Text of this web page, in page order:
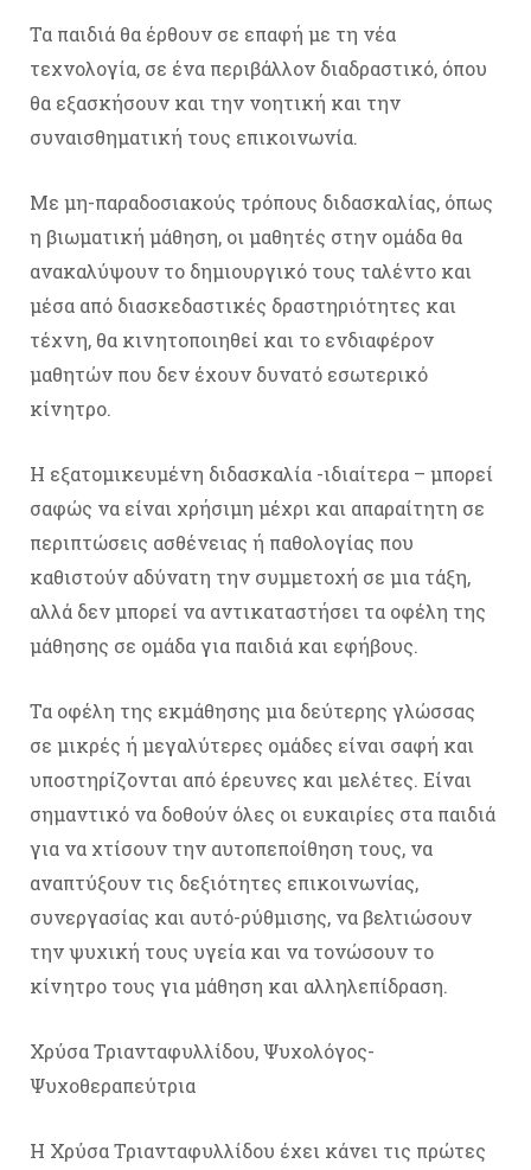
Τα παιδιά θα έρθουν σε επαφή με τη νέα
τεχνολογία, σε ένα περιβάλλον διαδραστικό, όπου
θα εξασκήσουν και την νοητική και την
συναισθηματική τους επικοινωνία.
Με μη-παραδοσιακούς τρόπους διδασκαλίας, όπως
η βιωματική μάθηση, οι μαθητές στην ομάδα θα
ανακαλύψουν το δημιουργικό τους ταλέντο και
μέσα από διασκεδαστικές δραστηριότητες και
τέχνη, θα κινητοποιηθεί και το ενδιαφέρον
μαθητών που δεν έχουν δυνατό εσωτερικό
κίνητρο.
Η εξατομικευμένη διδασκαλία -ιδιαίτερα – μπορεί
σαφώς να είναι χρήσιμη μέχρι και απαραίτητη σε
περιπτώσεις ασθένειας ή παθολογίας που
καθιστούν αδύνατη την συμμετοχή σε μια τάξη,
αλλά δεν μπορεί να αντικαταστήσει τα οφέλη της
μάθησης σε ομάδα για παιδιά και εφήβους.
Τα οφέλη της εκμάθησης μια δεύτερης γλώσσας
σε μικρές ή μεγαλύτερες ομάδες είναι σαφή και
υποστηρίζονται από έρευνες και μελέτες. Είναι
σημαντικό να δοθούν όλες οι ευκαιρίες στα παιδιά
για να χτίσουν την αυτοπεποίθηση τους, να
αναπτύξουν τις δεξιότητες επικοινωνίας,
συνεργασίας και αυτό-ρύθμισης, να βελτιώσουν
την ψυχική τους υγεία και να τονώσουν το
κίνητρο τους για μάθηση και αλληλεπίδραση.
Χρύσα Τριανταφυλλίδου, Ψυχολόγος-
Ψυχοθεραπεύτρια
Η Χρύσα Τριανταφυλλίδου έχει κάνει τις πρώτες